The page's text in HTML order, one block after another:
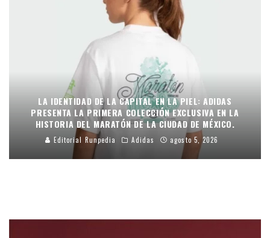
LA IDENTIDAD DE LA CAPITAL EN LA PIEL: ADIDAS
PRESENTA LA PRIMERA COLECCIÓN EXCLUSIVA EN LA
HISTORIA DEL MARATÓN DE LA CIUDAD DE MÉXICO.
Editorial Runpedia Adidas agosto 5, 2026